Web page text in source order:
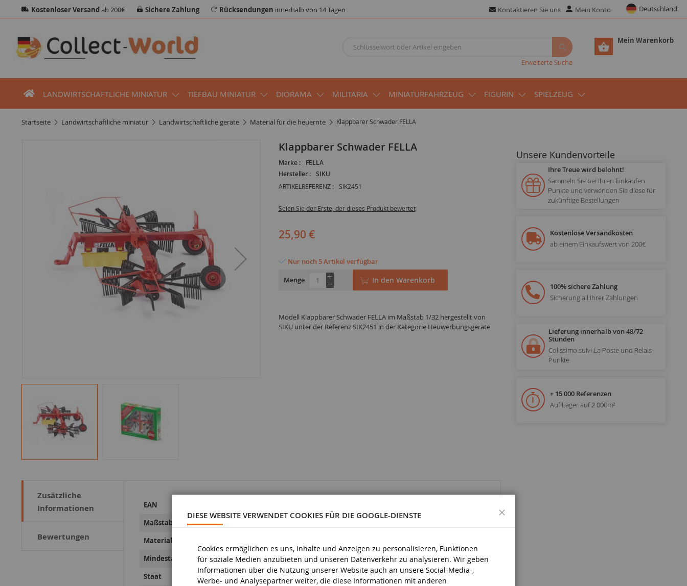
Kostenloser Versandab 200€ Sichere Zahlung Rücksendungen innerhalb von 14 Tagen Kontaktieren Sie uns Mein Konto Deutschland
Mein Warenkorb
Erweiterte Suche
LANDWIRTSCHAFTLICHE MINIATUR TIEFBAU MINIATUR DIORAMA MILITARIA MINIATURFAHRZEUG FIGURIN SPIELZEUG
startseite landwirtschaftliche miniatur landwirtschaftliche geräte material für die heuernte Klappbarer Schwader FELLA
Klappbarer Schwader FELLA
Marke :
FELLA
Hersteller :
SIKU
ARTIKELREFERENZ : SIK2451
Seien Sie der Erste, der dieses Produkt bewertet
25,90 €
Nur noch 5 Artikel verfügbar
Menge
In den Warenkorb
Modell Klappbarer Schwader FELLA im Maßstab 1/32 hergestellt von
SIKU unter der Referenz SIK2451 in der Kategorie Heuwerbungsgeräte
Zusätzliche
Informationen
Bewertungen
Informationen
EAN
Maßstab 1/32
Material
Mindestalter 3 Jahre und älter
Staat Neun
Unsere Kundenvorteile
Ihre Treue wird belohnt!
Sammeln Sie bei Ihren Einkäufen
Punkte und verwenden Sie diese für
zukünftige Bestellungen
Kostenlose Versandkosten
ab einem Einkaufswert von 200€
100% sichere Zahlung
Sicherung all Ihrer Zahlungen
Lieferung innerhalb von 48/72
Stunden
Colissimo suivi La Poste und Relais-
Punkte
+ 15 000 Referenzen
Auf Lager auf 2 000m²
DIESE WEBSITE VERWENDET COOKIES FÜR DIE GOOGLE-DIENSTE
Cookies ermöglichen es uns, Inhalte und Anzeigen zu personalisieren, Funktionen
für soziale Medien anzubieten und unseren Datenverkehr zu analysieren. Wir geben
Informationen über die Nutzung unserer Website auch an unsere Social-Media-,
Werbe- und Analysepartner weiter, die diese Informationen mit anderen